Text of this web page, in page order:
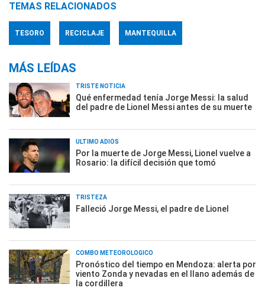
TEMAS RELACIONADOS
TESORO RECICLAJE MANTEQUILLA
MÁS LEÍDAS
TRISTE NOTICIA
Qué enfermedad tenía Jorge Messi: la salud
del padre de Lionel Messi antes de su muerte
ÚLTIMO ADIÓS
Por la muerte de Jorge Messi, Lionel vuelve a
Rosario: la difícil decisión que tomó
TRISTEZA
Falleció Jorge Messi, el padre de Lionel
COMBO METEOROLÓGICO
Pronóstico del tiempo en Mendoza: alerta por
viento Zonda y nevadas en el llano además de
la cordillera